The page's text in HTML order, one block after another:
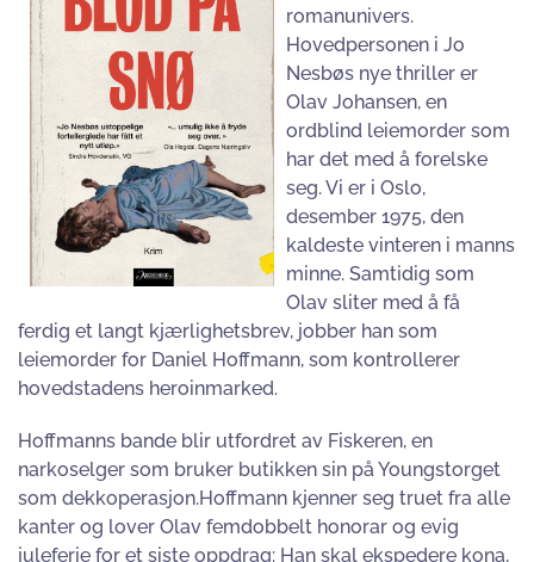
romanunivers.
Hovedpersonen i Jo
Nesbøs nye thriller er
Olav Johansen, en
ordblind leiemorder som
har det med å forelske
seg. Vi er i Oslo,
desember 1975, den
kaldeste vinteren i manns
minne. Samtidig som
Olav sliter med å få
ferdig et langt kjærlighetsbrev, jobber han som
leiemorder for Daniel Hoffmann, som kontrollerer
hovedstadens heroinmarked.
Hoffmanns bande blir utfordret av Fiskeren, en
narkoselger som bruker butikken sin på Youngstorget
som dekkoperasjon.Hoffmann kjenner seg truet fra alle
kanter og lover Olav femdobbelt honorar og evig
juleferie for et siste oppdrag: Han skal ekspedere kona,